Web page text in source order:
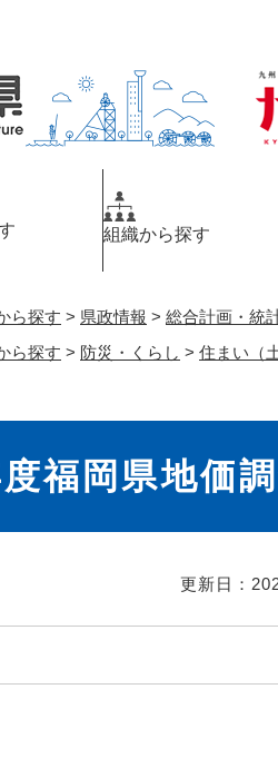
組織から探す
ら探す > 県政情報 > 総合計画・統
ら探す > 防災・くらし > 住まい（
福岡県地価
更新日：